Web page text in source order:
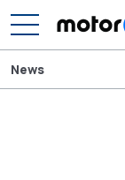
News